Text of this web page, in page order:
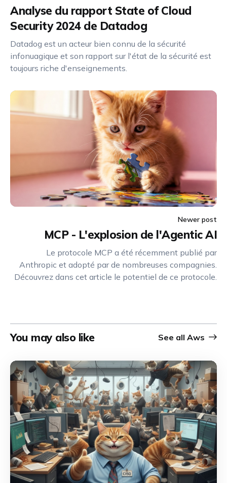
Analyse du rapport State of Cloud
Security 2024 de Datadog
Datadog est un acteur bien connu de la sécurité
infonuagique et son rapport sur l'état de la sécurité est
toujours riche d'enseignements.
Newer post
MCP - L'explosion de l'Agentic AI
Le protocole MCP a été récemment publié par
Anthropic et adopté par de nombreuses compagnies.
Découvrez dans cet article le potentiel de ce protocole.
You may also like See all Aws